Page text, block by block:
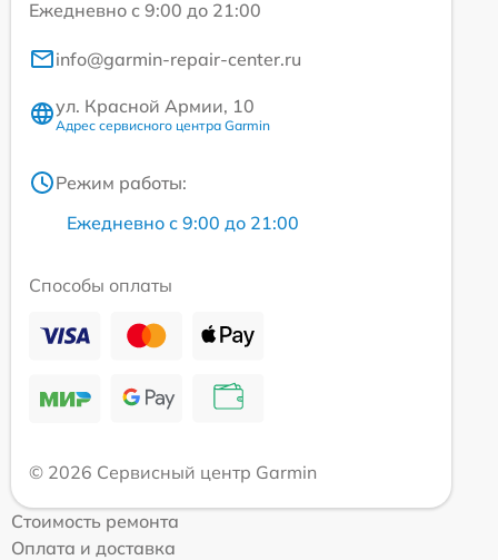
Ежедневно с 9:00 до 21:00
info@garmin-repair-center.ru
ул. Красной Армии, 10
Адрес сервисного центра Garmin
Режим работы:
Ежедневно с 9:00 до 21:00
Способы оплаты
© 2026 Сервисный центр Garmin
Стоимость ремонта
Оплата и доставка